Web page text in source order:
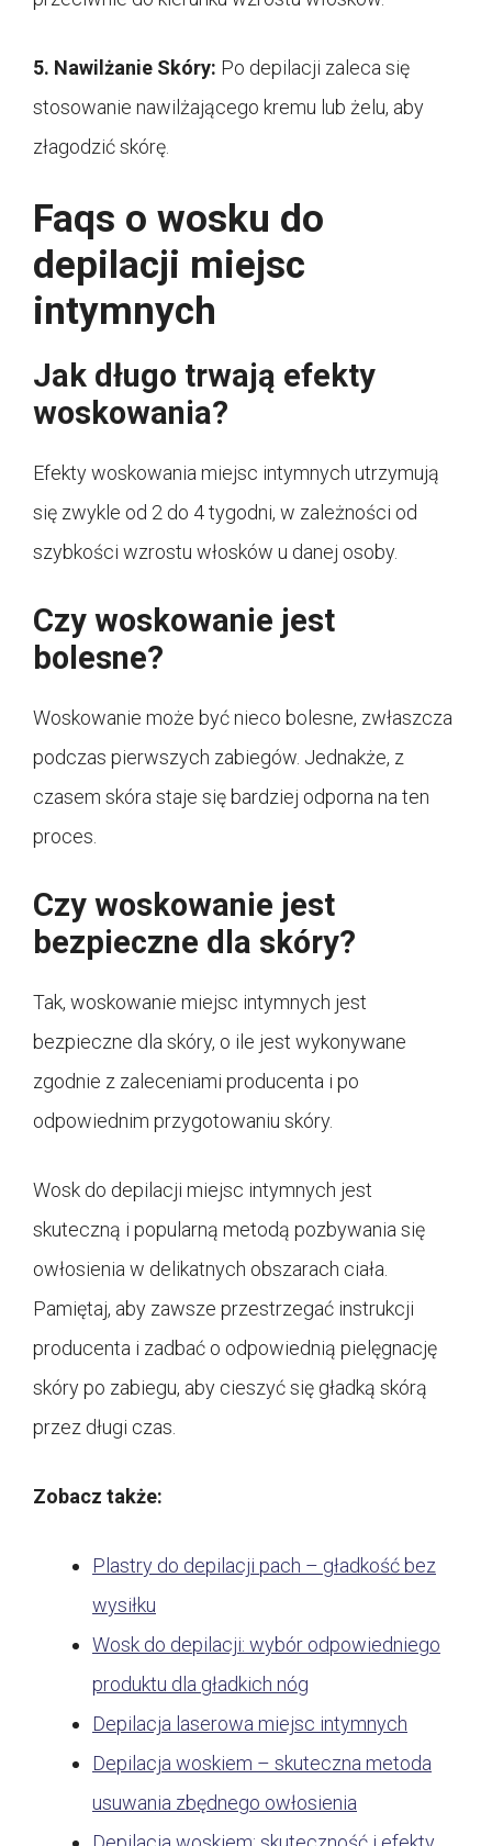
5. Nawilżanie Skóry: Po depilacji zaleca się
stosowanie nawilżającego kremu lub żelu, aby
złagodzić skórę.
Faqs o wosku do
depilacji miejsc
intymnych
Jak długo trwają efekty
woskowania?
Efekty woskowania miejsc intymnych utrzymują
się zwykle od 2 do 4 tygodni, w zależności od
szybkości wzrostu włosków u danej osoby.
Czy woskowanie jest
bolesne?
Woskowanie może być nieco bolesne, zwłaszcza
podczas pierwszych zabiegów. Jednakże, z
czasem skóra staje się bardziej odporna na ten
proces.
Czy woskowanie jest
bezpieczne dla skóry?
Tak, woskowanie miejsc intymnych jest
bezpieczne dla skóry, o ile jest wykonywane
zgodnie z zaleceniami producenta i po
odpowiednim przygotowaniu skóry.
Wosk do depilacji miejsc intymnych jest
skuteczną i popularną metodą pozbywania się
owłosienia w delikatnych obszarach ciała.
Pamiętaj, aby zawsze przestrzegać instrukcji
producenta i zadbać o odpowiednią pielęgnację
skóry po zabiegu, aby cieszyć się gładką skórą
przez długi czas.
Zobacz także:
Plastry do depilacji pach – gładkość bez
wysiłku
Wosk do depilacji: wybór odpowiedniego
produktu dla gładkich nóg
Depilacja laserowa miejsc intymnych
Depilacja woskiem – skuteczna metoda
usuwania zbędnego owłosienia